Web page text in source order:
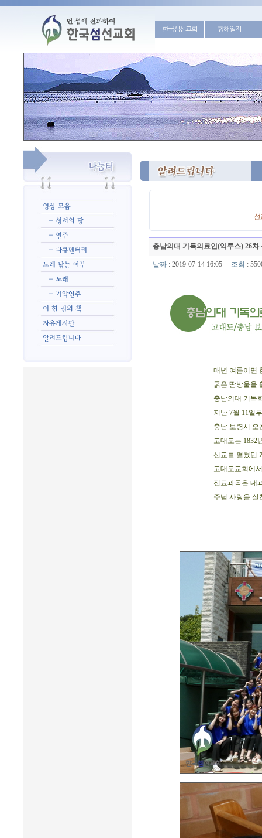
한국섬선교회 항해일지
충남의대 기독의료인(익투스) 26
날짜 : 2019-07-14 16:05 조회 :
매년 여름이면
굵은 땀방울을
충남의대 기독
지난 7월 11일
충남 보령시 오
고대도는 1832
선교를 펼쳤던
고대도교회에
진료과목은 내
주님 사랑을 실